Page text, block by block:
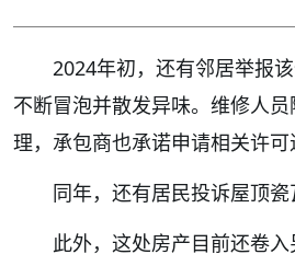
2024年初，还有邻居举报该
不断冒泡并散发异味。维修人
理，承包商也承诺申请相关许可
同年，还有居民投诉屋顶瓷
此外，这处房产目前还卷